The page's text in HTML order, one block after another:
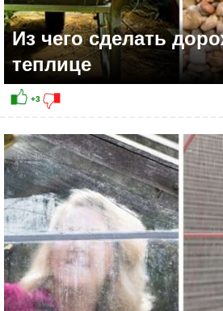
Из чего сделать
теплице